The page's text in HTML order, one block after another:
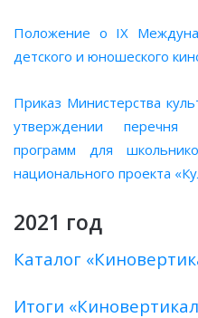
Положение о IX
детского и юношеского
Приказ Министерства
утверждении перечня
программ для
национального проекта
2021 год
Каталог
Итоги